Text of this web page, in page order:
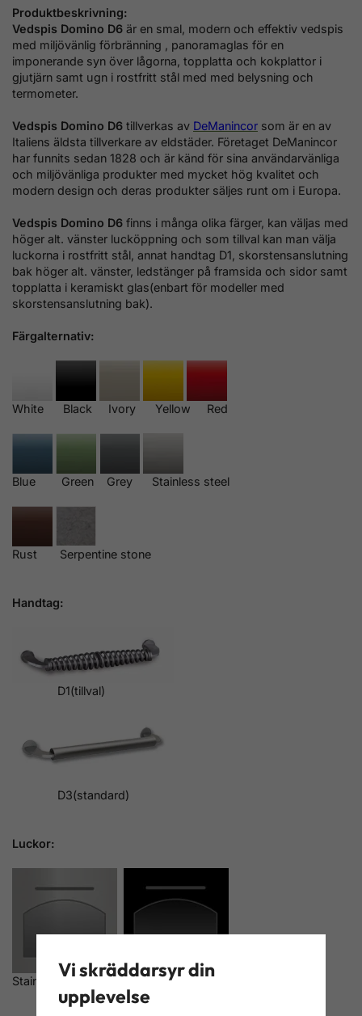
Produktbeskrivning:
Vedspis Domino D6 är en smal, modern och effektiv vedspis
med miljövänlig förbränning , panoramaglas för en
imponerande syn över lågorna, topplatta och kokplattor i
gjutjärn samt ugn i rostfritt stål med med belysning och
termometer.
Vedspis Domino D6 tillverkas av DeManincor som är en av
Italiens äldsta tillverkare av eldstäder. Företaget DeManincor
har funnits sedan 1828 och är känd för sina användarvänliga
och miljövänliga produkter med mycket hög kvalitet och
modern design och deras produkter säljes runt om i Europa.
Vedspis Domino D6 finns i många olika färger, kan väljas med
höger alt. vänster lucköppning och som tillval kan man välja
luckorna i rostfritt stål, annat handtag D1, skorstensanslutning
bak höger alt. vänster, ledstänger på framsida och sidor samt
topplatta i keramiskt glas(enbart för modeller med
skorstensanslutning bak).
Färgalternativ:
White Black Ivory Yellow Red
Blue Green Grey Stainless steel
Rust Serpentine stone
Handtag:
D1(tillval)
D3(standard)
Luckor:
Stainless steel(tillval) Black(standard)
Vi skräddarsyr din
upplevelse